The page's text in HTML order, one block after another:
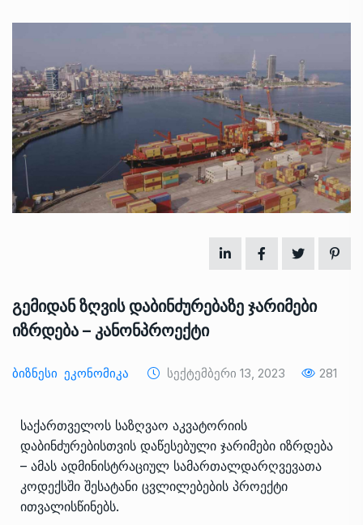
გემიდან ზღვის დაბინძურებაზე ჯარიმები
იზრდება – კანონპროექტი
Ბიზნესი Ეკონომიკა Სექტემბერი 13, 2023 281
საქართველოს საზღვაო აკვატორიის
დაბინძურებისთვის დაწესებული ჯარიმები იზრდება
– ამას ადმინისტრაციულ სამართალდარღვევათა
კოდექსში შესატანი ცვლილებების პროექტი
ითვალისწინებს.